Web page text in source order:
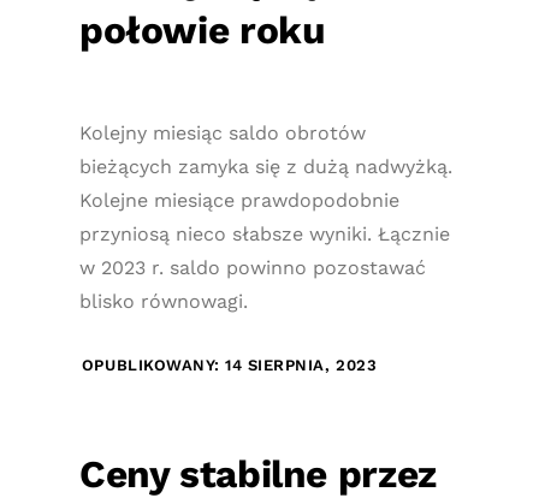
połowie roku
Kolejny miesiąc saldo obrotów
bieżących zamyka się z dużą nadwyżką.
Kolejne miesiące prawdopodobnie
przyniosą nieco słabsze wyniki. Łącznie
w 2023 r. saldo powinno pozostawać
blisko równowagi.
OPUBLIKOWANY: 14 SIERPNIA, 2023
Ceny stabilne przez